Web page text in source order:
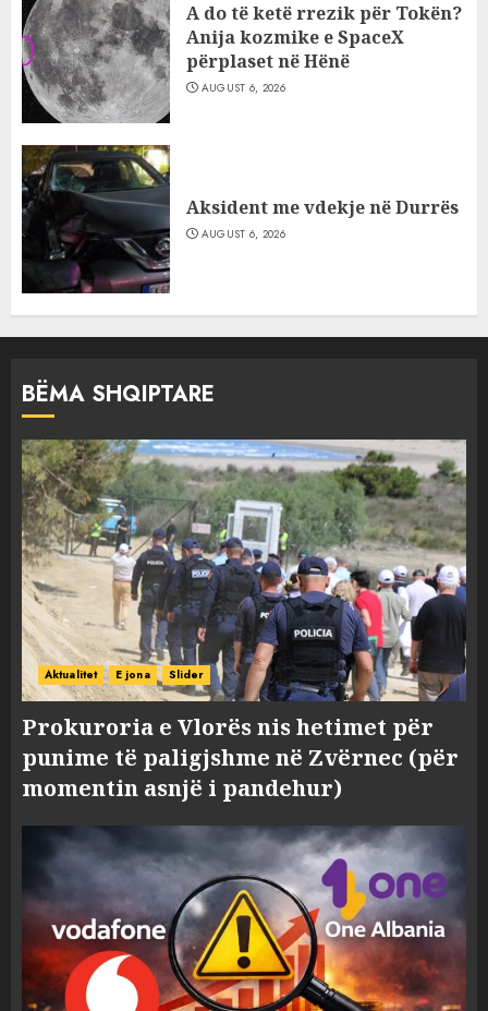
A do të ketë rrezik për Tokën?
Anija kozmike e SpaceX
përplaset në Hënë
AUGUST 6, 2026
Aksident me vdekje në Durrës
AUGUST 6, 2026
BËMA SHQIPTARE
Aktualitet E jona Slider
Prokuroria e Vlorës nis hetimet për
punime të paligjshme në Zvërnec (për
momentin asnjë i pandehur)